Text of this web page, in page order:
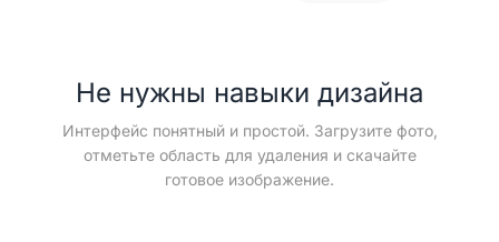
Не нужны навыки дизайна
Интерфейс понятный и простой. Загрузите фото,
отметьте область для удаления и скачайте
готовое изображение.